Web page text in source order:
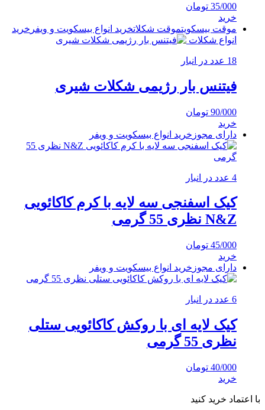
35/000 تومان
خرید
موقت بیسکویتموقت شکلاتخرید انواع بیسکویت و ویفر خرید
انواع شکلات
18 عدد در انبار
فیتنس بار رژیمی شکلات شیری
90/000 تومان
خرید
دارای مجوز خرید انواع بیسکویت و ویفر
4 عدد در انبار
کیک اسفنجی سه لایه با کرم کاکائویی
N&Z نظری 55 گرمی
45/000 تومان
خرید
دارای مجوز خرید انواع بیسکویت و ویفر
6 عدد در انبار
کیک لایه ای با روکش کاکائویی ستلی
نظری 55 گرمی
40/000 تومان
خرید
با اعتماد خرید کنید